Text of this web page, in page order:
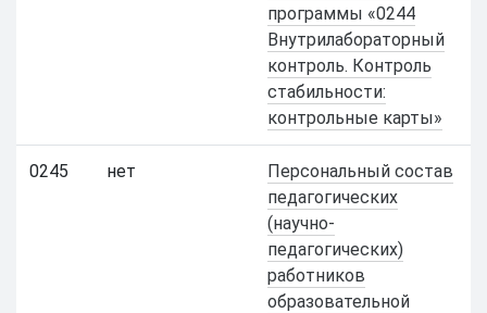
программы «0244
Внутрилабораторный
контроль. Контроль
стабильности:
контрольные карты»
0245 нет
Персональный состав
педагогических
(научно-
педагогических)
работников
образовательной